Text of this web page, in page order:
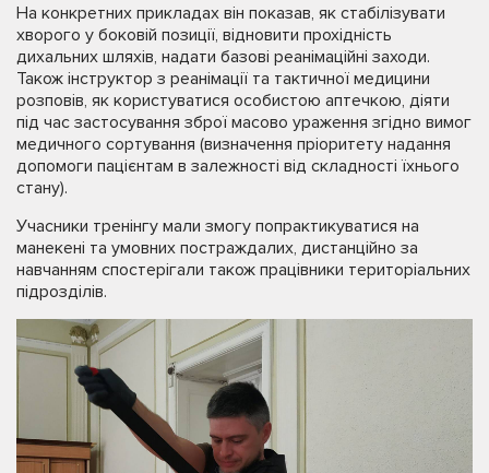
На конкретних прикладах він показав, як стабілізувати
хворого у боковій позиції, відновити прохідність
дихальних шляхів, надати базові реанімаційні заходи.
Також інструктор з реанімації та тактичної медицини
розповів, як користуватися особистою аптечкою, діяти
під час застосування зброї масово ураження згідно вимог
медичного сортування (визначення пріоритету надання
допомоги пацієнтам в залежності від складності їхнього
стану).
Учасники тренінгу мали змогу попрактикуватися на
манекені та умовних постраждалих, дистанційно за
навчанням спостерігали також працівники територіальних
підрозділів.